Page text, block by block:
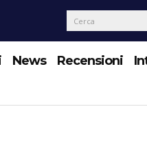
News Recensioni